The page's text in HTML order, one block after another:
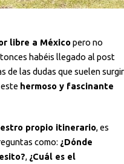
libre a Méxicopero no
habéis llegado al post
de las dudas que suelen surgir
hermoso y fascinante
propio itinerario, es
como: ¿Dónde
, ¿Cuál es el